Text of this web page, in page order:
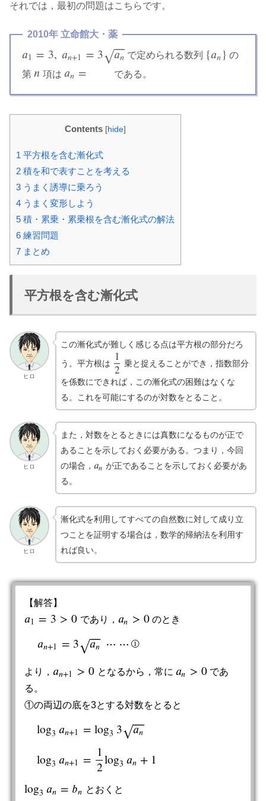
それでは，最初の問題はこちらです。
2010年 立命館大・薬
𝑎1 = 3, 𝑎𝑛+1 = 3 𝑎𝑛
⎯ ⎯
⎯⎯
√
a1 =3, an +1=3 n で定められる数列 {𝑎𝑛 }
{ an}
の
第 𝑛
n 項は 𝑎𝑛 =
an = ア である。
Contents [hide]
1 平方根を含む漸化式
2 積を和で表すことを考える
3 うまく誘導に乗ろう
4 うまく変形しよう
5 積・累乗・累乗根を含む漸化式の解法
6 練習問題
7 まとめ
平方根を含む漸化式
ヒロ
この漸化式が難しく感じる点は平方根の部分だろ
う。平方根は
1
2
12 乗と捉えることができ，指数部分
を係数にできれば，この漸化式の困難はなくな
る。これを可能にするのが対数をとること。
ヒロ
また，対数をとるときには真数になるものが正で
あることを示しておく必要がある。つまり，今回
の場合， 𝑎𝑛
an が正であることを示しておく必要があ
る。
ヒロ
漸化式を利用してすべての自然数に対して成り立
つことを証明する場合は，数学的帰納法を利用す
れば良い。
【解答】
𝑎1 = 3 > 0
a1 =3>0 であり， 𝑎𝑛 > 0
an >0 のとき
𝑎𝑛+1 = 3 𝑎𝑛
⎯ ⎯
⎯⎯
√ ⋯ ⋯①
an +1= 3an ⋯ ⋯①
より，𝑎𝑛+1 > 0
an+1 >0 となるから，常に 𝑎𝑛 > 0
an >0
であ
る。
①の両辺の底を3とする対数をとると
log3 𝑎𝑛+1 = log3 3 𝑎𝑛
⎯ ⎯
⎯⎯
√
log3 𝑎𝑛+1 = 1
2log3 𝑎𝑛 + 1
an
log3 𝑎𝑛 = 𝑏𝑛
log3 an= bn とおくと